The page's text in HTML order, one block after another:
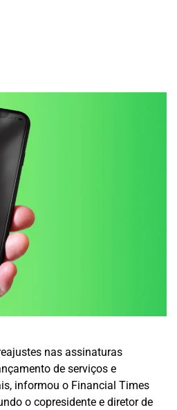
nas assinaturas
de serviços e
informou o Financial Times
o copresidente e diretor de